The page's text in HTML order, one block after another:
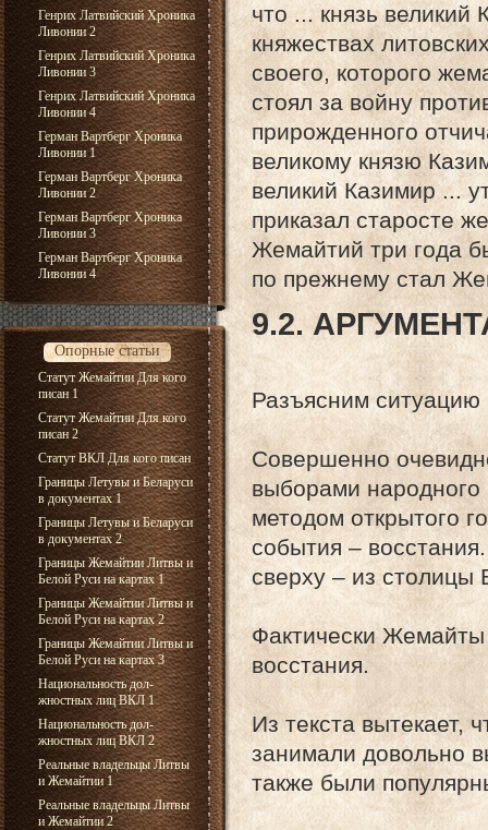
Генрих Латвийский Хроника
Ливонии 2
Генрих Латвийский Хроника
Ливонии 3
Генрих Латвийский Хроника
Ливонии 4
Герман Вартберг Хроника
Ливонии 1
Герман Вартберг Хроника
Ливонии 2
Герман Вартберг Хроника
Ливонии 3
Герман Вартберг Хроника
Ливонии 4
Опорные статьи
Статут Жемайтии Для кого
писан 1
Статут Жемайтии Для кого
писан 2
Статут ВКЛ Для кого писан
Границы Летувы и Беларуси
в документах 1
Границы Летувы и Беларуси
в документах 2
Границы Жемайтии Литвы и
Белой Руси на картах 1
Границы Жемайтии Литвы и
Белой Руси на картах 2
Границы Жемайтии Литвы и
Белой Руси на картах 3
Национальность дол-
жностных лиц ВКЛ 1
Национальность дол-
жностных лиц ВКЛ 2
Реальные владельцы Литвы
и Жемайтии 1
Реальные владельцы Литвы
и Жемайтии 2
что ... князь великий
княжествах
своего, которого
стоял за войну
прирожденного
великому князю
великий Казимир ...
приказал старосте
Жемайтий три года
по прежнему стал
9.2.
Разъясним
Совершенно
выборами народного
методом открытого
события –
сверху – из столицы
Фактически Жемайты
восстания.
Из текста вытекает,
занимали довольно
также были